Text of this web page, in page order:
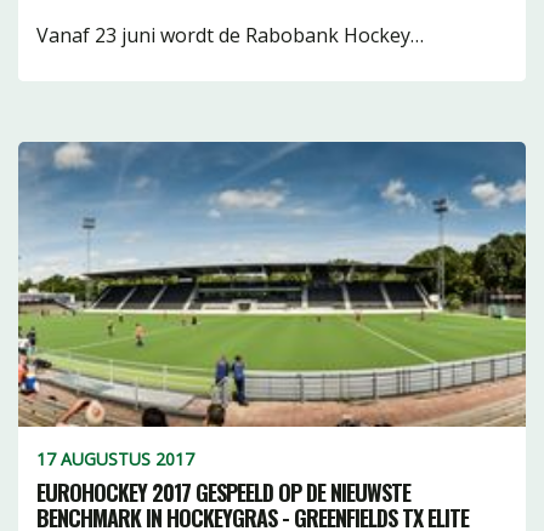
Vanaf 23 juni wordt de Rabobank Hockey…
17 AUGUSTUS 2017
EUROHOCKEY 2017 GESPEELD OP DE NIEUWSTE
BENCHMARK IN HOCKEYGRAS - GREENFIELDS TX ELITE